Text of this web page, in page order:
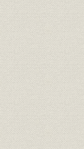
社訓;規則
社訓;規則
社訓;規則
経営;規則
経営;規則
経営;規則